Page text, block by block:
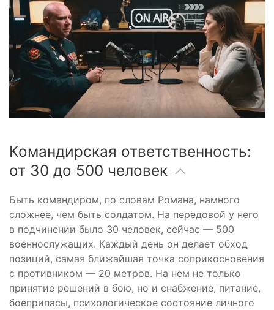
Командирская ответственность:
от 30 до 500 человек
Быть командиром, по словам Романа, намного
сложнее, чем быть солдатом. На передовой у него
в подчинении было 30 человек, сейчас — 500
военнослужащих. Каждый день он делает обход
позиций, самая ближайшая точка соприкосновения
с противником — 20 метров. На нем не только
принятие решений в бою, но и снабжение, питание,
боеприпасы, психологическое состояние личного